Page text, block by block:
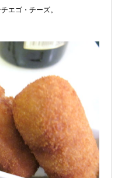
エゴ・チーズ。